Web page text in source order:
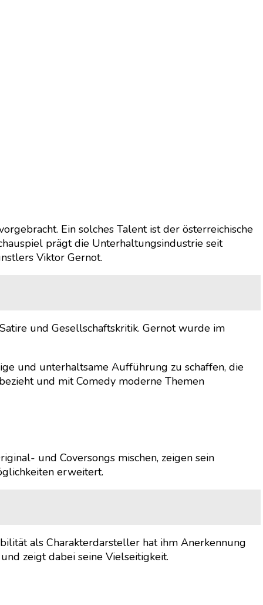
Ein solches Talent ist der österreichische
prägt die Unterhaltungsindustrie seit
Viktor Gernot.
und Gesellschaftskritik. Gernot wurde im
und unterhaltsame Aufführung zu schaffen, die
und mit Comedy moderne Themen
und Coversongs mischen, zeigen sein
erweitert.
als Charakterdarsteller hat ihm Anerkennung
zeigt dabei seine Vielseitigkeit.